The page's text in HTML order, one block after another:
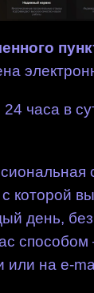
часа в
которой
день,
способом
или на e-